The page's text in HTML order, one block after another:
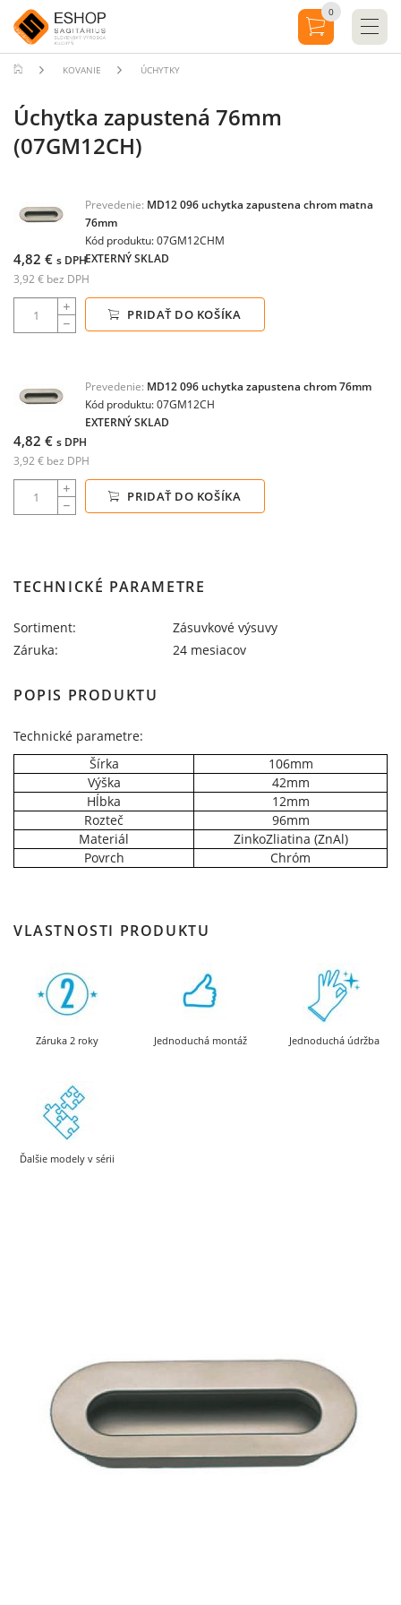
KOVANIE ÚCHYTKY
Úchytka zapustená 76mm
(07GM12CH)
Prevedenie: MD12 096 uchytka zapustena chrom matna
76mm
Kód produktu: 07GM12CHM
EXTERNÝ SKLAD
4,82 € s DPH
3,92 € bez DPH
PRIDAŤ DO KOŠÍKA
Prevedenie: MD12 096 uchytka zapustena chrom 76mm
Kód produktu: 07GM12CH
EXTERNÝ SKLAD
4,82 € s DPH
3,92 € bez DPH
PRIDAŤ DO KOŠÍKA
TECHNICKÉ PARAMETRE
Sortiment:
Zásuvkové výsuvy
Záruka:
24 mesiacov
POPIS PRODUKTU
Technické parametre:
Šírka
106mm
Výška
42mm
Hĺbka
12mm
Rozteč
96mm
Materiál
ZinkoZliatina (ZnAl)
Povrch
Chróm
VLASTNOSTI PRODUKTU
Záruka 2 roky Jednoduchá montáž Jednoduchá údržba
Ďalšie modely v sérii
0